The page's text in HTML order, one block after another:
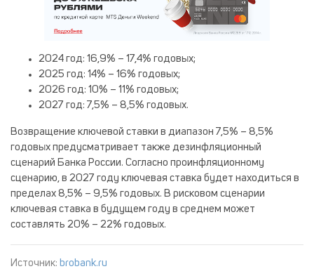
2024 год: 16,9% – 17,4% годовых;
2025 год: 14% – 16% годовых;
2026 год: 10% – 11% годовых;
2027 год: 7,5% – 8,5% годовых.
Возвращение ключевой ставки в диапазон 7,5% – 8,5%
годовых предусматривает также дезинфляционный
сценарий Банка России. Согласно проинфляционному
сценарию, в 2027 году ключевая ставка будет находиться в
пределах 8,5% – 9,5% годовых. В рисковом сценарии
ключевая ставка в будущем году в среднем может
составлять 20% – 22% годовых.
Источник: brobank.ru